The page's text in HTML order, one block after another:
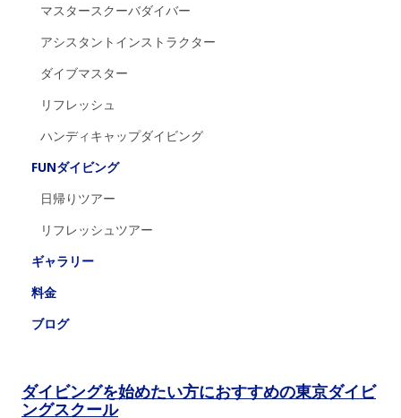
マスタースクーバダイバー
アシスタントインストラクター
ダイブマスター
リフレッシュ
ハンディキャップダイビング
FUNダイビング
日帰りツアー
リフレッシュツアー
ギャラリー
料金
ブログ
ダイビングを始めたい方におすすめの東京ダイビ
ングスクール